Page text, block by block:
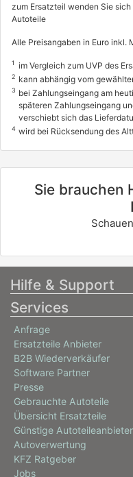
08/1996
zum Ersatzteil wenden Sie
Autoteile
Alle Preisangaben in Euro inkl.
1 im Vergleich zum UVP des
2 kann abhängig vom
3 bei Zahlungseingang am
späteren Zahlungseingang
verschiebt sich das
4 wird bei Rücksendung des
Sie brauchen
Hilfe & Support
Services
Anfrage
Ersatzteile Anbieter
B2B Wiederverkäufer
Software Partner
Presse
Gebrauchte Autoteile
Übersicht Ersatzteile
Günstige Autoteileanbieter
Autoverwertung
KFZ Ratgeber
Jobs